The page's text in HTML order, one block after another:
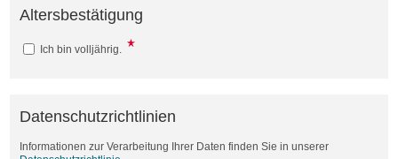
Altersbestätigung
Ich bin volljährig.
Datenschutzrichtlinien
Informationen zur Verarbeitung Ihrer Daten finden Sie in unserer